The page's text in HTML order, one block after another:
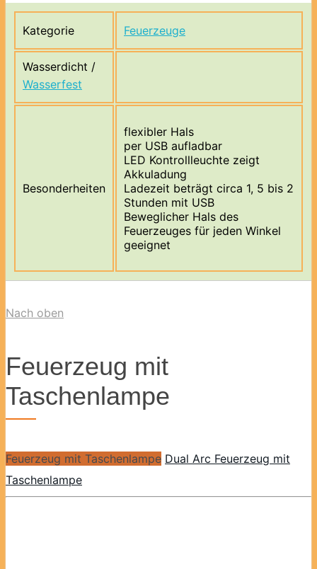
Kategorie Feuerzeuge
Wasserdicht /
Wasserfest
Besonderheiten
flexibler Hals
per USB aufladbar
LED Kontrollleuchte zeigt
Akkuladung
Ladezeit beträgt circa 1, 5 bis 2
Stunden mit USB
Beweglicher Hals des
Feuerzeuges für jeden Winkel
geeignet
Nach oben
Feuerzeug mit
Taschenlampe
Feuerzeug mit Taschenlampe Dual Arc Feuerzeug mit
Taschenlampe